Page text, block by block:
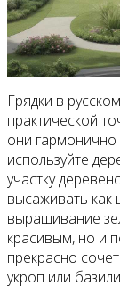
Грядки в
практической
они
используйте
участку
высаживать как
выращивание
красивым, но и
прекрасно
укроп или